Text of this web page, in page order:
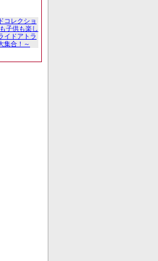
コレクショ
子供も楽し
イドアトラ
集合！～